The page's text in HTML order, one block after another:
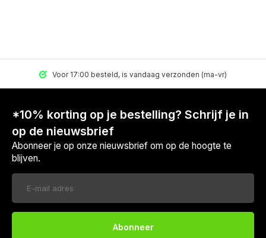
Voor 17:00 besteld, is vandaag verzonden (ma-vr)
*10% korting op je bestelling? Schrijf je in
op de nieuwsbrief
Abonneer je op onze nieuwsbrief om op de hoogte te
blijven.
Abonneer